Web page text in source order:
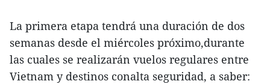
La primera etapa tendrá una duración de dos
semanas desde el miércoles próximo,durante
las cuales se realizarán vuelos regulares entre
Vietnam y destinos conalta seguridad, a saber: